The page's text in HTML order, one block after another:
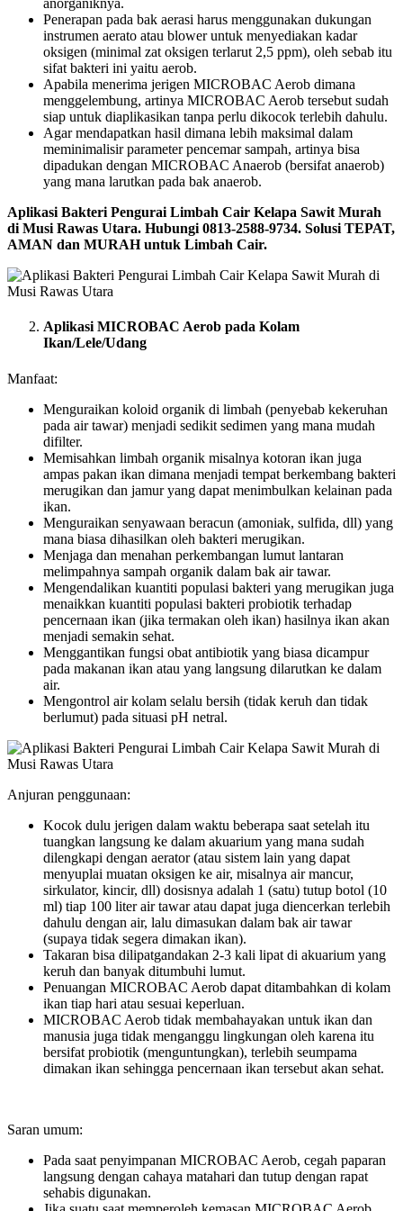
anorganiknya.
Penerapan pada bak aerasi harus menggunakan dukungan
instrumen aerato atau blower untuk menyediakan kadar
oksigen (minimal zat oksigen terlarut 2,5 ppm), oleh sebab itu
sifat bakteri ini yaitu aerob.
Apabila menerima jerigen MICROBAC Aerob dimana
menggelembung, artinya MICROBAC Aerob tersebut sudah
siap untuk diaplikasikan tanpa perlu dikocok terlebih dahulu.
Agar mendapatkan hasil dimana lebih maksimal dalam
meminimalisir parameter pencemar sampah, artinya bisa
dipadukan dengan MICROBAC Anaerob (bersifat anaerob)
yang mana larutkan pada bak anaerob.
Aplikasi Bakteri Pengurai Limbah Cair Kelapa Sawit Murah
di Musi Rawas Utara. Hubungi 0813-2588-9734. Solusi TEPAT,
AMAN dan MURAH untuk Limbah Cair.
Aplikasi MICROBAC Aerob pada Kolam
Ikan/Lele/Udang
Manfaat:
Menguraikan koloid organik di limbah (penyebab kekeruhan
pada air tawar) menjadi sedikit sedimen yang mana mudah
difilter.
Memisahkan limbah organik misalnya kotoran ikan juga
ampas pakan ikan dimana menjadi tempat berkembang bakteri
merugikan dan jamur yang dapat menimbulkan kelainan pada
ikan.
Menguraikan senyawaan beracun (amoniak, sulfida, dll) yang
mana biasa dihasilkan oleh bakteri merugikan.
Menjaga dan menahan perkembangan lumut lantaran
melimpahnya sampah organik dalam bak air tawar.
Mengendalikan kuantiti populasi bakteri yang merugikan juga
menaikkan kuantiti populasi bakteri probiotik terhadap
pencernaan ikan (jika termakan oleh ikan) hasilnya ikan akan
menjadi semakin sehat.
Menggantikan fungsi obat antibiotik yang biasa dicampur
pada makanan ikan atau yang langsung dilarutkan ke dalam
air.
Mengontrol air kolam selalu bersih (tidak keruh dan tidak
berlumut) pada situasi pH netral.
Anjuran penggunaan:
Kocok dulu jerigen dalam waktu beberapa saat setelah itu
tuangkan langsung ke dalam akuarium yang mana sudah
dilengkapi dengan aerator (atau sistem lain yang dapat
menyuplai muatan oksigen ke air, misalnya air mancur,
sirkulator, kincir, dll) dosisnya adalah 1 (satu) tutup botol (10
ml) tiap 100 liter air tawar atau dapat juga diencerkan terlebih
dahulu dengan air, lalu dimasukan dalam bak air tawar
(supaya tidak segera dimakan ikan).
Takaran bisa dilipatgandakan 2-3 kali lipat di akuarium yang
keruh dan banyak ditumbuhi lumut.
Penuangan MICROBAC Aerob dapat ditambahkan di kolam
ikan tiap hari atau sesuai keperluan.
MICROBAC Aerob tidak membahayakan untuk ikan dan
manusia juga tidak menganggu lingkungan oleh karena itu
bersifat probiotik (menguntungkan), terlebih seumpama
dimakan ikan sehingga pencernaan ikan tersebut akan sehat.
Saran umum:
Pada saat penyimpanan MICROBAC Aerob, cegah paparan
langsung dengan cahaya matahari dan tutup dengan rapat
sehabis digunakan.